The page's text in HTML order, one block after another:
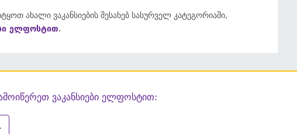
ახალი ვაკანსიების შესახებ სასურველ კატეგორიაში,
ელფოსტით.
ვაკანსიები ელფოსტით: